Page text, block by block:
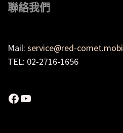
聯絡我們
Mail: service@red-comet.mobi
TEL: 02-2716-1656
Facebook
YouTube